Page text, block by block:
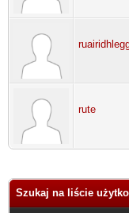
rute
Szukaj na liście